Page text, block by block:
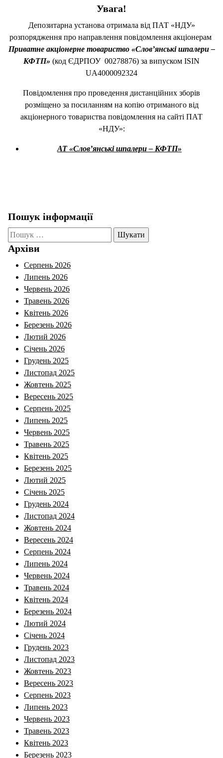
Увага!
Депозитарна установа отримала від ПАТ «НДУ»
розпорядження про направлення повідомлення акціонерам
Приватне акціонерне товариство «Слов’янські шпалери –
КФТП» (код ЄДРПОУ 00278876) за випуском ISIN
UA4000092324
Повідомлення про проведення дистанційних зборів
розміщено за посиланням на копію отриманого від
акціонерного товариства повідомлення на сайті ПАТ
«НДУ»:
АТ «Слов’янські шпалери – КФТП»
Пошук інформації
Пошук:
Архіви
Серпень 2026
Липень 2026
Червень 2026
Травень 2026
Квітень 2026
Березень 2026
Лютий 2026
Січень 2026
Грудень 2025
Листопад 2025
Жовтень 2025
Вересень 2025
Серпень 2025
Липень 2025
Червень 2025
Травень 2025
Квітень 2025
Березень 2025
Лютий 2025
Січень 2025
Грудень 2024
Листопад 2024
Жовтень 2024
Вересень 2024
Серпень 2024
Липень 2024
Червень 2024
Травень 2024
Квітень 2024
Березень 2024
Лютий 2024
Січень 2024
Грудень 2023
Листопад 2023
Жовтень 2023
Вересень 2023
Серпень 2023
Липень 2023
Червень 2023
Травень 2023
Квітень 2023
Березень 2023